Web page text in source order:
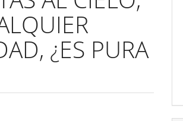
¿ES PURA